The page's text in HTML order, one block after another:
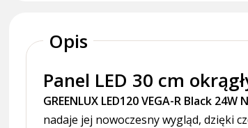
Opis
Panel LED 30 cm
GREENLUX LED120 VEGA-R Black 24W
nadaje jej nowoczesny wygląd, dzięki